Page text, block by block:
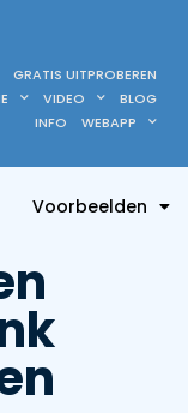
GRATIS UITPROBEREN
VIDEO
BLOG
INFO
WEBAPP
Voorbeelden